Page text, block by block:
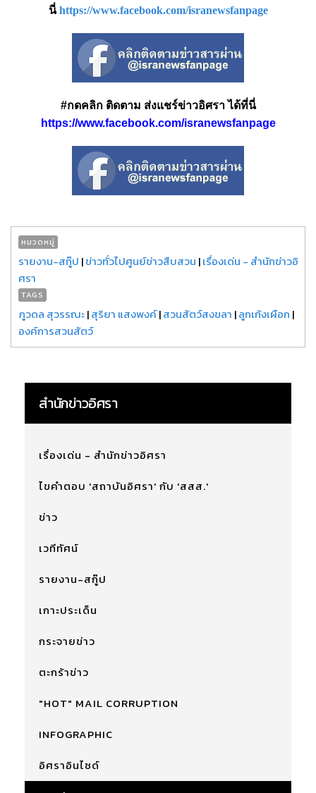
นี่https://www.facebook.com/isranewsfanpage
#กดคลิก ติดตาม ส่งแชร์ข่าวอิศรา ได้ที่นี่
https://www.facebook.com/isranewsfanpage
หมวดหมู่
รายงาน-สกู๊ป |ข่าวทั่วไปศูนย์ข่าวสืบสวน |เรื่องเด่น - สำนักข่าวอิ
ศรา
TAGS
ภูวดล สุวรรณะ|สุริยา แสงพงค์|สวนสัตว์สงขลา |ลูกเก้งเผือก |
องค์การสวนสัตว์
สำนักข่าวอิศรา
เรื่องเด่น - สำนักข่าวอิศรา
ไขคำตอบ 'สถาบันอิศรา' กับ 'สสส.'
ข่าว
เวทีทัศน์
รายงาน-สกู๊ป
เกาะประเด็น
กระจายข่าว
ตะกร้าข่าว
"HOT" MAIL CORRUPTION
INFOGRAPHIC
อิศราอินไซด์